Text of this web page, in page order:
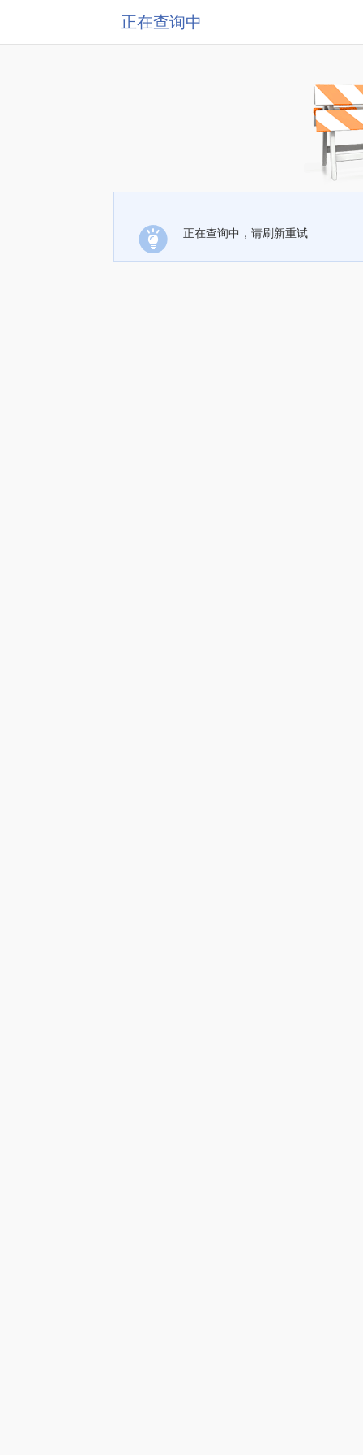
正在查询中
正在查询中，请刷新重试